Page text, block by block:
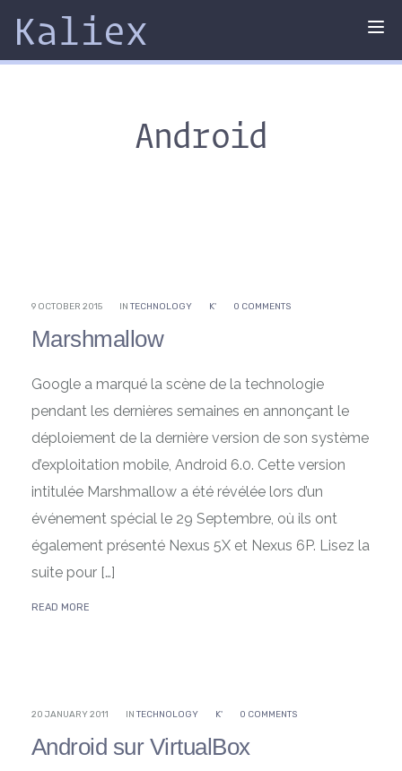
Kaliex
Android
9 OCTOBER 2015 IN TECHNOLOGY K' 0 COMMENTS
Marshmallow
Google a marqué la scène de la technologie
pendant les dernières semaines en annonçant le
déploiement de la dernière version de son système
d’exploitation mobile, Android 6.0. Cette version
intitulée Marshmallow a été révélée lors d’un
événement spécial le 29 Septembre, où ils ont
également présenté Nexus 5X et Nexus 6P. Lisez la
suite pour […]
READ MORE
20 JANUARY 2011 IN TECHNOLOGY K' 0 COMMENTS
Android sur VirtualBox